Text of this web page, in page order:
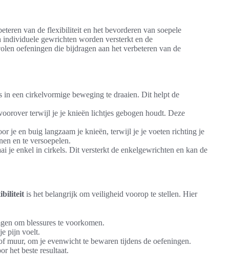
van de flexibiliteit en het bevorderen van soepele
gewrichten worden versterkt en de
oefeningen die bijdragen aan het verbeteren van de
in een cirkelvormige beweging te draaien. Dit helpt de
terwijl je je knieën lichtjes gebogen houdt. Deze
je en buig langzaam je knieën, terwijl je je voeten richting je
en te versoepelen.
je enkel in cirkels. Dit versterkt de enkelgewrichten en kan de
is het belangrijk om veiligheid voorop te stellen. Hier
om blessures te voorkomen.
pijn voelt.
muur, om je evenwicht te bewaren tijdens de oefeningen.
het beste resultaat.